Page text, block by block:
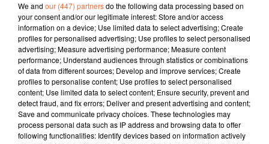
Vos souvenirs de jeux
6 février 2021
LE JEU DES ALLUMETTES AVEC DIDIER
Collines la Radio
Vos souvenirs de jeux
We and our (447) partnersdo the following data processing based on
your consent and/or our legitimate interest: Store and/or access
information on a device; Use limited data to select advertising; Create
profiles for personalised advertising; Use profiles to select personalised
advertising; Measure advertising performance; Measure content
performance; Understand audiences through statistics or combinations
of data from different sources; Develop and improve services; Create
profiles to personalise content; Use profiles to select personalised
content; Use limited data to select content; Ensure security, prevent and
detect fraud, and fix errors; Deliver and present advertising and content;
Save and communicate privacy choices. These technologies may
process personal data such as IP address and browsing data to offer
following functionalities: Identify devices based on information actively